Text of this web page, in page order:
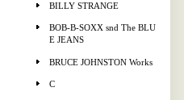
BILLY STRANGE
BOB-B-SOXX snd The BLU
E JEANS
BRUCE JOHNSTON Works
C